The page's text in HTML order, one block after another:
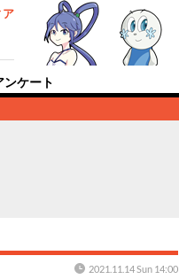
ア
ンケート
2021.11.14 Sun 14:00